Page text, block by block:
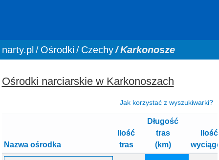
You are here:
narty.pl Ośrodki Czechy Karkonosze
Ośrodki narciarskie w Karkonoszach
Jak korzystać z wyszukiwarki?
Nazwa ośrodka
Ilość
tras
Długość
tras
(km)
Ilość